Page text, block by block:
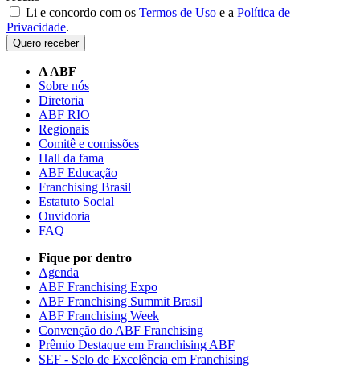
Li e concordo com os Termos de Uso e a Política de
Privacidade.
Quero receber
A ABF
Sobre nós
Diretoria
ABF RIO
Regionais
Comitê e comissões
Hall da fama
ABF Educação
Franchising Brasil
Estatuto Social
Ouvidoria
FAQ
Fique por dentro
Agenda
ABF Franchising Expo
ABF Franchising Summit Brasil
ABF Franchising Week
Convenção do ABF Franchising
Prêmio Destaque em Franchising ABF
SEF - Selo de Excelência em Franchising